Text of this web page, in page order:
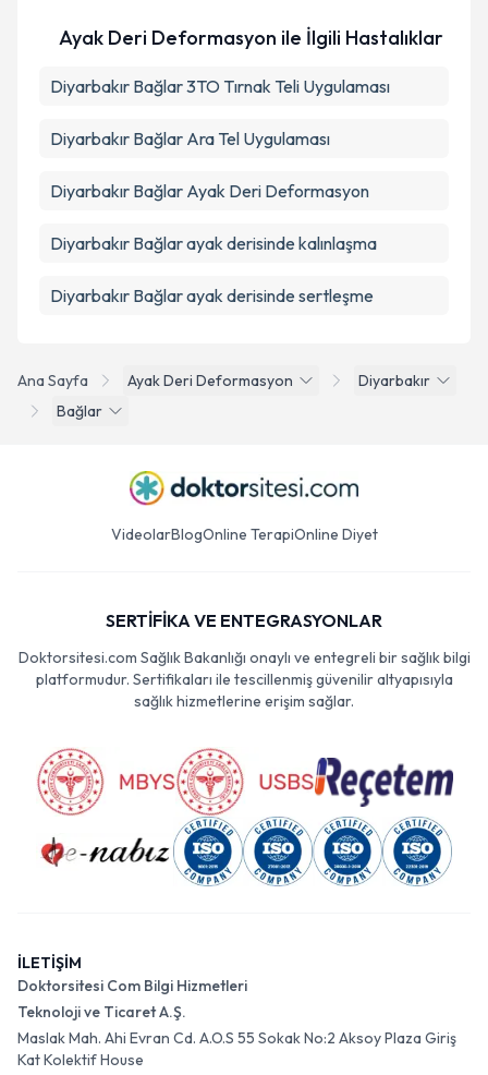
Ana Sayfa Ayak Deri Deformasyon
Diyarbakır
Bağlar
Ayak Deri Deformasyon ile İlgili Hastalıklar
Diyarbakır Bağlar 3TO Tırnak Teli Uygulaması
Diyarbakır Bağlar Ara Tel Uygulaması
Diyarbakır Bağlar Ayak Deri Deformasyon
Diyarbakır Bağlar ayak derisinde kalınlaşma
Diyarbakır Bağlar ayak derisinde sertleşme
VideolarBlogOnline TerapiOnline Diyet
SERTİFİKA VE ENTEGRASYONLAR
Doktorsitesi.com Sağlık Bakanlığı onaylı ve entegreli bir sağlık bilgi
platformudur. Sertifikaları ile tescillenmiş güvenilir altyapısıyla
sağlık hizmetlerine erişim sağlar.
İLETİŞİM
Doktorsitesi Com Bilgi Hizmetleri
Teknoloji ve Ticaret A.Ş.
Maslak Mah. Ahi Evran Cd. A.O.S 55 Sokak No:2 Aksoy Plaza Giriş
Kat Kolektif House